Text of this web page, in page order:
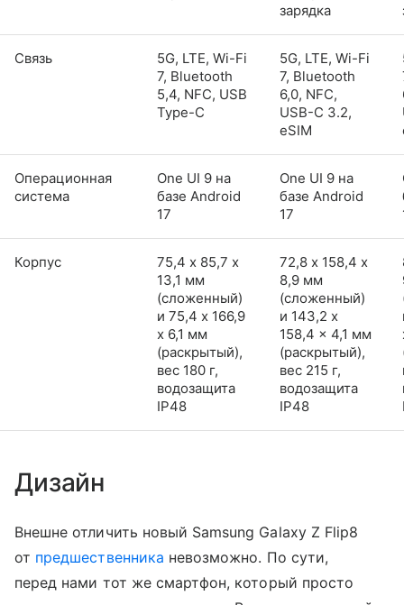
зарядка
Связь
5G, LTE, Wi-Fi
7, Bluetooth
5,4, NFC, USB
Type-C
5G, LTE, Wi-Fi
7, Bluetooth
6,0, NFC,
USB-C 3.2,
eSIM
Операционная
система
One UI 9 на
базе Android
17
One UI 9 на
базе Android
17
Корпус
75,4 х 85,7 х
13,1 мм
(сложенный)
и 75,4 x 166,9
x 6,1 мм
(раскрытый),
вес 180 г,
водозащита
IP48
72,8 х 158,4 х
8,9 мм
(сложенный)
и 143,2 x
158,4 x 4,1 мм
(раскрытый),
вес 215 г,
водозащита
IP48
Дизайн
Внешне отличить новый Samsung Galaxy Z Flip8
от предшественника невозможно. По сути,
перед нами тот же смартфон, который просто